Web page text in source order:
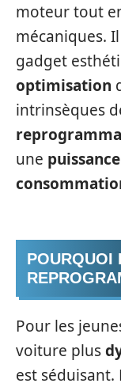
moteur tout
mécaniques. Il
gadget
optimisation
intrinsèques
une puissance
POURQUOI
Pour les
voiture plus
est